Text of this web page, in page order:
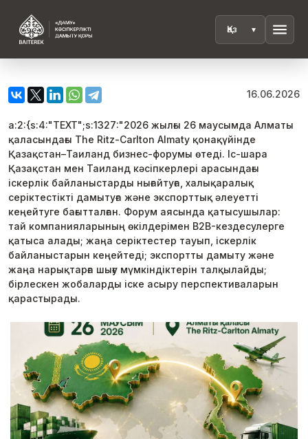
menu
16.06.2026
a:2:{s:4:"TEXT";s:1327:"2026 жылғы 26 маусымда Алматы
қаласындағы The Ritz-Carlton Almaty қонақүйінде
Қазақстан–Таиланд бизнес-форумы өтеді. Іс-шара
Қазақстан мен Таиланд кәсіпкерлері арасындағы
іскерлік байланыстарды нығайтуға, халықаралық
серіктестікті дамытуға және экспорттық әлеуетті
кеңейтуге бағытталған. Форум аясында қатысушылар:
тай компанияларының өкілдерімен B2B-кездесулерге
қатыса алады; жаңа серіктестер тауып, іскерлік
байланыстарын кеңейтеді; экспортты дамыту және
жаңа нарықтарға шығу мүмкіндіктерін талқылайды;
бірлескен жобаларды іске асыру перспективаларын
қарастырады.